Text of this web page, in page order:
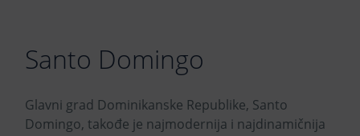
Santo Domingo
Glavni grad Dominikanske Republike, Santo
Domingo, takođe je najmodernija i najdinamičnija